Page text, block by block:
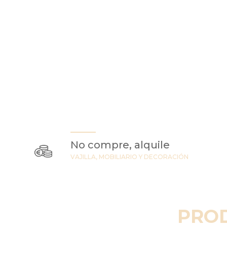
No compre, alquile
VAJILLA, MOBILIARIO Y DECORACIÓN